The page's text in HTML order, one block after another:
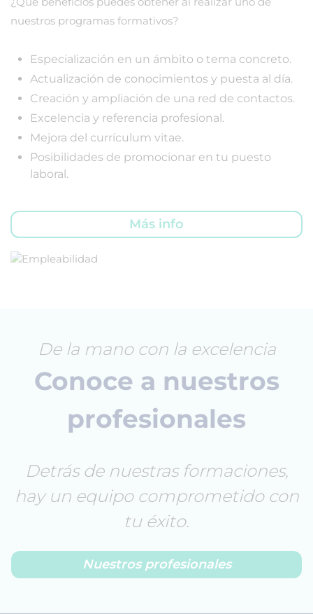
nuestros programas formativos?
Especialización en un ámbito o tema concreto.
Actualización de conocimientos y puesta al día.
Creación y ampliación de una red de contactos.
Excelencia y referencia profesional.
Mejora del currículum vitae.
Posibilidades de promocionar en tu puesto
laboral.
Más info
De la mano con la excelencia
Conoce a nuestros
profesionales
Detrás de nuestras formaciones,
hay un equipo comprometido con
tu éxito.
Nuestros profesionales